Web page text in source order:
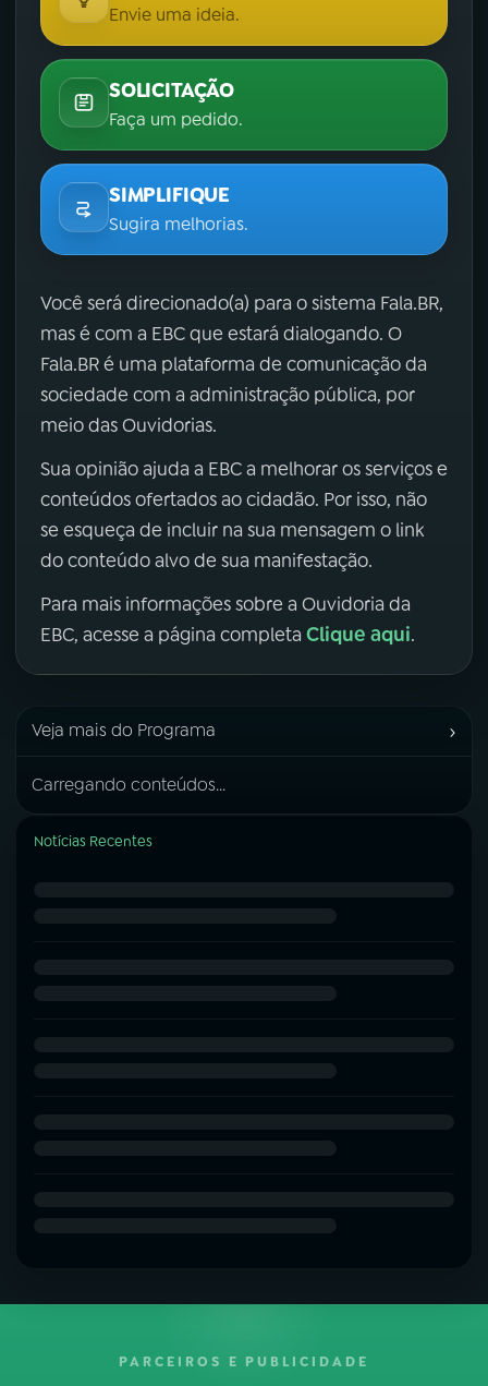
Envie uma ideia.
SOLICITAÇÃO
Faça um pedido.
SIMPLIFIQUE
Sugira melhorias.
Você será direcionado(a) para o sistema Fala.BR,
mas é com a EBC que estará dialogando. O
Fala.BR é uma plataforma de comunicação da
sociedade com a administração pública, por
meio das Ouvidorias.
Sua opinião ajuda a EBC a melhorar os serviços e
conteúdos ofertados ao cidadão. Por isso, não
se esqueça de incluir na sua mensagem o link
do conteúdo alvo de sua manifestação.
Para mais informações sobre a Ouvidoria da
EBC, acesse a página completa Clique aqui.
Veja mais do Programa ›
Carregando conteúdos...
Notícias Recentes
PARCEIROS E PUBLICIDADE